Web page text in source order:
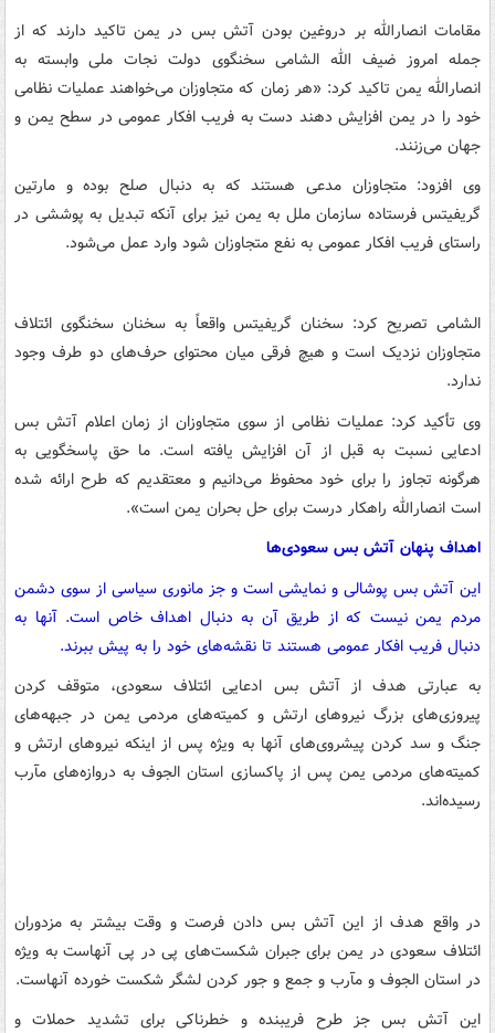
مقامات انصارالله بر دروغین بودن آتش بس در یمن تاکید دارند که از
جمله امروز ضیف الله الشامی سخنگوی دولت نجات ملی وابسته به
انصارالله یمن تاکید کرد: «هر زمان که متجاوزان می‌خواهند عملیات نظامی
خود را در یمن افزایش دهند دست به فریب افکار عمومی در سطح یمن و
جهان می‌زنند.
وی افزود: متجاوزان مدعی هستند که به دنبال صلح بوده و مارتین
گریفیتس فرستاده سازمان ملل به یمن نیز برای آنکه تبدیل به پوششی در
راستای فریب افکار عمومی به نفع متجاوزان شود وارد عمل می‌شود.
الشامی تصریح کرد: سخنان گریفیتس واقعاً به سخنان سخنگوی ائتلاف
متجاوزان نزدیک است و هیچ فرقی میان محتوای حرف‌های دو طرف وجود
ندارد.
وی تأکید کرد: عملیات نظامی از سوی متجاوزان از زمان اعلام آتش بس
ادعایی نسبت به قبل از آن افزایش یافته است. ما حق پاسخگویی به
هرگونه تجاوز را برای خود محفوظ می‌دانیم و معتقدیم که طرح ارائه شده
است انصارالله راهکار درست برای حل بحران یمن است».
اهداف پنهان آتش بس سعودی‌ها
این آتش بس پوشالی و نمایشی است و جز مانوری سیاسی از سوی دشمن
مردم یمن نیست که از طریق آن به دنبال اهداف خاص است. آنها به
دنبال فریب افکار عمومی هستند تا نقشه‌های خود را به پیش ببرند.
به عبارتی هدف از آتش بس ادعایی ائتلاف سعودی، متوقف کردن
پیروزی‌های بزرگ نیروهای ارتش و کمیته‌های مردمی یمن در جبهه‌های
جنگ و سد کردن پیشروی‌های آنها به ویژه پس از اینکه نیروهای ارتش و
کمیته‌های مردمی یمن پس از پاکسازی استان الجوف به دروازه‌های مآرب
رسیده‌اند.
در واقع هدف از این آتش بس دادن فرصت و وقت بیشتر به مزدوران
ائتلاف سعودی در یمن برای جبران شکست‌های پی در پی آنهاست به ویژه
در استان الجوف و مآرب و جمع و جور کردن لشگر شکست خورده آنهاست.
این آتش بس جز طرح فریبنده و خطرناکی برای تشدید حملات و